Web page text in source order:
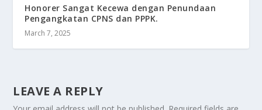
Honorer Sangat Kecewa dengan Penundaan
Pengangkatan CPNS dan PPPK.
March 7, 2025
LEAVE A REPLY